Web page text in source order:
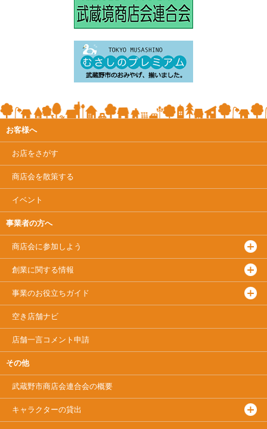
お客様へ
お店をさがす
商店会を散策する
イベント
事業者の方へ
商店会に参加しよう
創業に関する情報
事業のお役立ちガイド
空き店舗ナビ
店舗一言コメント申請
その他
武蔵野市商店会連合会の概要
キャラクターの貸出